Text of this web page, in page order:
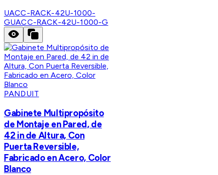
UACC-RACK-42U-1000-
GUACC-RACK-42U-1000-G
PANDUIT
Gabinete Multipropósito
de Montaje en Pared, de
42 in de Altura, Con
Puerta Reversible,
Fabricado en Acero, Color
Blanco